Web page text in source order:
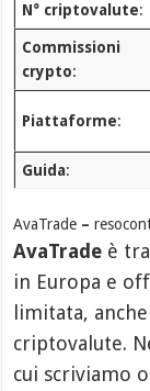
N° criptovalute:
Commissioni
crypto:
Piattaforme:
Guida:
AvaTrade –
AvaTrade è
in Europa e
limitata,
criptovalute.
cui scriviamo